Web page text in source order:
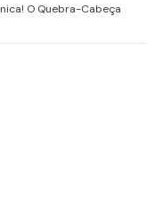
O Quebra-Cabeça